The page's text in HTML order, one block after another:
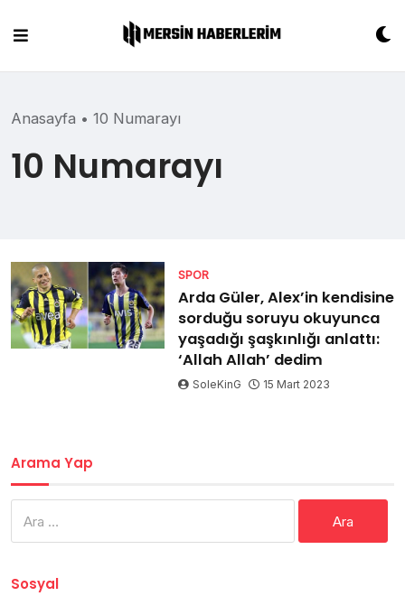
content
Anasayfa • 10 Numarayı
10 Numarayı
SPOR
Arda Güler, Alex’in kendisine
sorduğu soruyu okuyunca
yaşadığı şaşkınlığı anlattı:
‘Allah Allah’ dedim
SoleKinG 15 Mart 2023
Arama Yap
Sosyal